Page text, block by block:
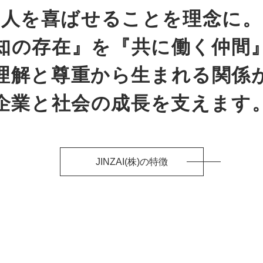
人を喜ばせることを理念に。
の存在』を
『共に働く仲間
解と尊重から生まれる関係
業と社会の成長を支えます。
JINZAI(株)の特徴